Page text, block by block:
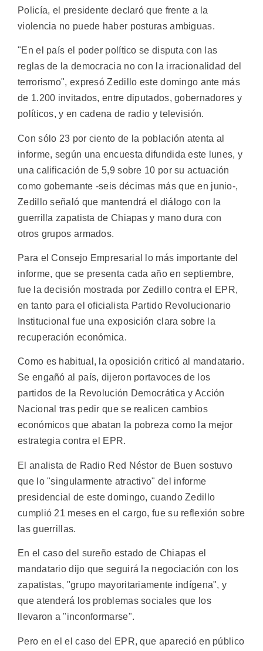
Policía, el presidente declaró que frente a la
violencia no puede haber posturas ambiguas.
"En el país el poder político se disputa con las
reglas de la democracia no con la irracionalidad del
terrorismo", expresó Zedillo este domingo ante más
de 1.200 invitados, entre diputados, gobernadores y
políticos, y en cadena de radio y televisión.
Con sólo 23 por ciento de la población atenta al
informe, según una encuesta difundida este lunes, y
una calificación de 5,9 sobre 10 por su actuación
como gobernante -seis décimas más que en junio-,
Zedillo señaló que mantendrá el diálogo con la
guerrilla zapatista de Chiapas y mano dura con
otros grupos armados.
Para el Consejo Empresarial lo más importante del
informe, que se presenta cada año en septiembre,
fue la decisión mostrada por Zedillo contra el EPR,
en tanto para el oficialista Partido Revolucionario
Institucional fue una exposición clara sobre la
recuperación económica.
Como es habitual, la oposición criticó al mandatario.
Se engañó al país, dijeron portavoces de los
partidos de la Revolución Democrática y Acción
Nacional tras pedir que se realicen cambios
económicos que abatan la pobreza como la mejor
estrategia contra el EPR.
El analista de Radio Red Néstor de Buen sostuvo
que lo "singularmente atractivo" del informe
presidencial de este domingo, cuando Zedillo
cumplió 21 meses en el cargo, fue su reflexión sobre
las guerrillas.
En el caso del sureño estado de Chiapas el
mandatario dijo que seguirá la negociación con los
zapatistas, "grupo mayoritariamente indígena", y
que atenderá los problemas sociales que los
llevaron a "inconformarse".
Pero en el el caso del EPR, que apareció en público